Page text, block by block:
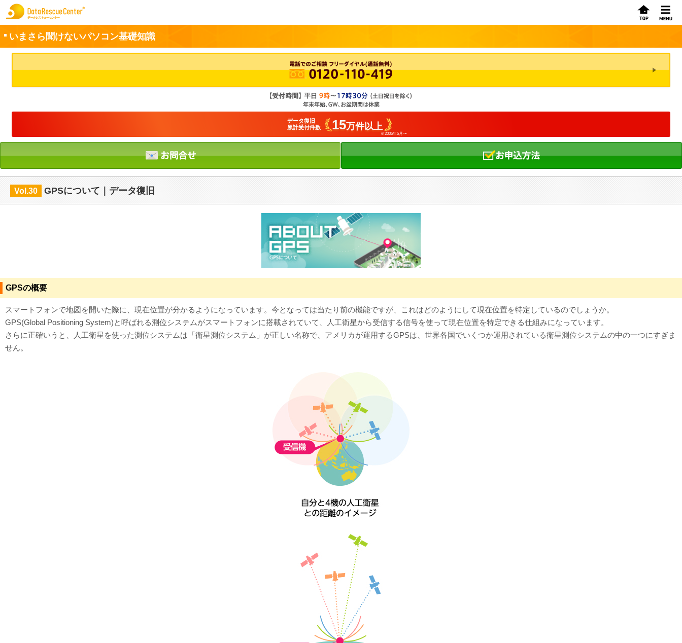
いまさら聞けないパソコン基礎知識
データ復旧
累計受付件数
15万件以上
※2005年5月〜
Vol.30 GPSについて｜データ復旧
GPSの概要
スマートフォンで地図を開いた際に、現在位置が分かるようになっています。今となっては当たり前の機能ですが、これはどのようにして現在位置を特定しているのでしょうか。
GPS(Global Positioning System)と呼ばれる測位システムがスマートフォンに搭載されていて、人工衛星から受信する信号を使って現在位置を特定できる仕組みになっています。
さらに正確いうと、人工衛星を使った測位システムは「衛星測位システム」が正しい名称で、アメリカが運用するGPSは、世界各国でいくつか運用されている衛星測位システムの中の一つにすぎま
せん。
お申込方法
初めてのお客さまへ
サービスの流れ
データレスキューセンターの特徴
データ復旧料金
データ復旧特集
データ復旧のウソ？ホント？
プライバシーマーク認定